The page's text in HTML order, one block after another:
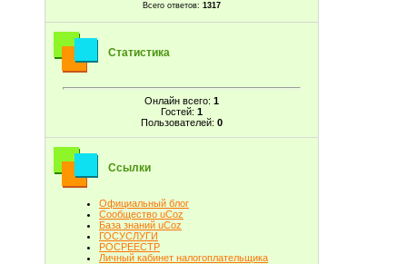
Всего ответов: 1317
Статистика
Онлайн всего: 1
Гостей: 1
Пользователей: 0
Ссылки
Официальный блог
Сообщество uCoz
База знаний uCoz
ГОСУСЛУГИ
РОСРЕЕСТР
Личный кабинет налогоплательщика